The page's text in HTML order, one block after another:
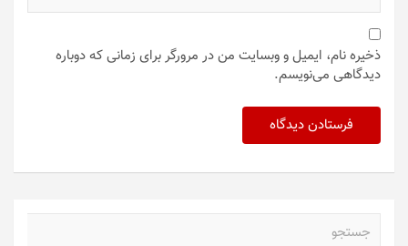
ذخیره نام، ایمیل و وبسایت من در مرورگر برای زمانی که دوباره
دیدگاهی می‌نویسم.